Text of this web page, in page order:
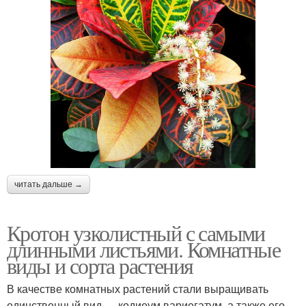
читать дальше →
Кротон узколистный с самыми
длинными листьями. Комнатные
виды и сорта растения
В качестве комнатных растений стали выращивать